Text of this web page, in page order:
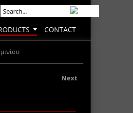
CONTACT
Next